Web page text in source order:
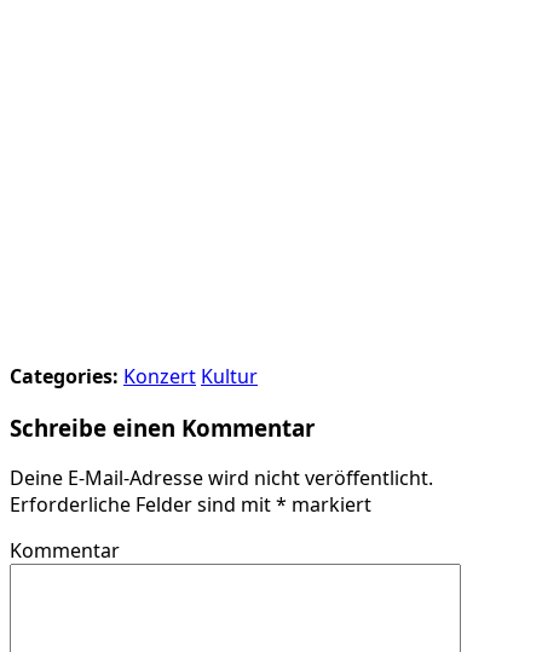
Categories: Konzert Kultur
Schreibe einen Kommentar
Deine E-Mail-Adresse wird nicht veröffentlicht.
Erforderliche Felder sind mit* markiert
Kommentar